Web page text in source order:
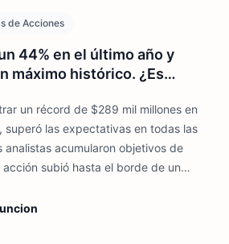
de Acciones
44% en el último año y
máximo histórico. ¿Es
un récord de $289 mil millones en
superó las expectativas en todas las
analistas acumularon objetivos de
subió hasta el borde de un